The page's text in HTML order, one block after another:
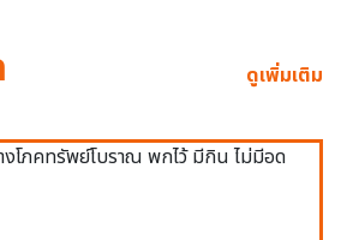
ดูเพิ่มเติม